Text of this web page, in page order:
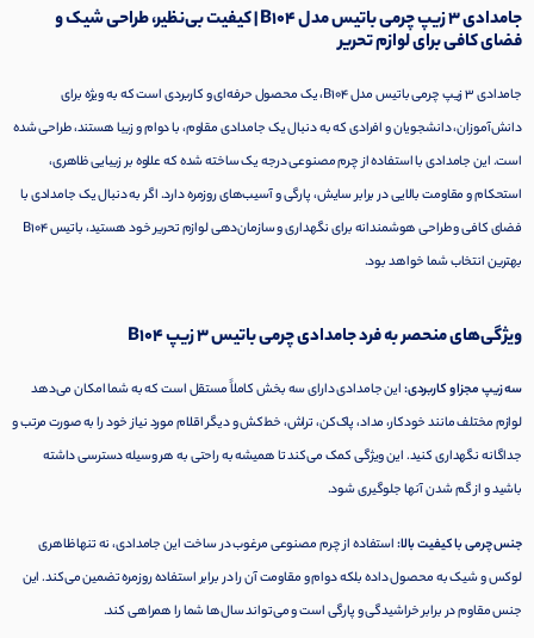
جامدادی 3 زیپ چرمی باتیس مدل B104 | کیفیت بی‌نظیر، طراحی شیک و
فضای کافی برای لوازم تحریر
جامدادی 3 زیپ چرمی باتیس مدل B104، یک محصول حرفه‌ای و کاربردی است که به ویژه برای
دانش‌آموزان، دانشجویان و افرادی که به دنبال یک جامدادی مقاوم، با دوام و زیبا هستند، طراحی شده
است. این جامدادی با استفاده از چرم مصنوعی درجه یک ساخته شده که علاوه بر زیبایی ظاهری،
استحکام و مقاومت بالایی در برابر سایش، پارگی و آسیب‌های روزمره دارد. اگر به دنبال یک جامدادی با
فضای کافی و طراحی هوشمندانه برای نگهداری و سازمان‌دهی لوازم تحریر خود هستید، باتیس B104
بهترین انتخاب شما خواهد بود.
ویژگی‌های منحصر به فرد جامدادی چرمی باتیس 3 زیپ B104
سه زیپ مجزا و کاربردی:این جامدادی دارای سه بخش کاملاً مستقل است که به شما امکان می‌دهد
لوازم مختلف مانند خودکار، مداد، پاک‌کن، تراش، خط‌کش و دیگر اقلام مورد نیاز خود را به صورت مرتب و
جداگانه نگهداری کنید. این ویژگی کمک می‌کند تا همیشه به راحتی به هر وسیله دسترسی داشته
باشید و از گم شدن آنها جلوگیری شود.
جنس چرمی با کیفیت بالا:استفاده از چرم مصنوعی مرغوب در ساخت این جامدادی، نه تنها ظاهری
لوکس و شیک به محصول داده بلکه دوام و مقاومت آن را در برابر استفاده روزمره تضمین می‌کند. این
جنس مقاوم در برابر خراشیدگی و پارگی است و می‌تواند سال‌ها شما را همراهی کند.